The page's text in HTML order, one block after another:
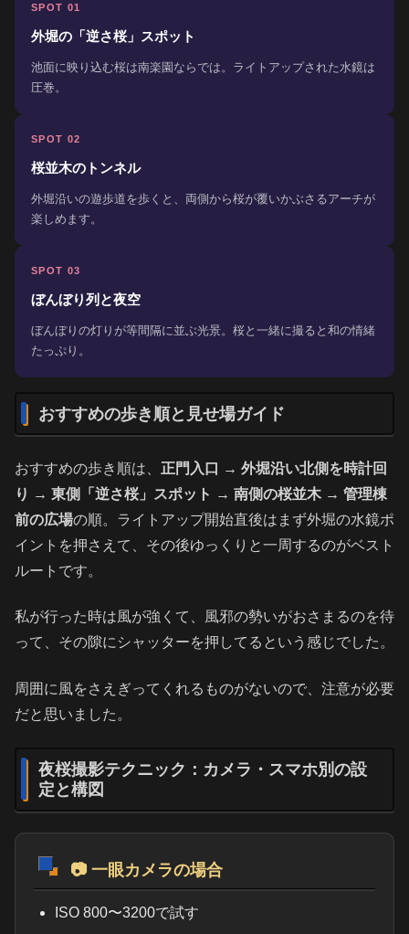
SPOT 01
外堀の「逆さ桜」スポット
池面に映り込む桜は南楽園ならでは。ライトアップされた水鏡は
圧巻。
SPOT 02
桜並木のトンネル
外堀沿いの遊歩道を歩くと、両側から桜が覆いかぶさるアーチが
楽しめます。
SPOT 03
ぼんぼり列と夜空
ぼんぼりの灯りが等間隔に並ぶ光景。桜と一緒に撮ると和の情緒
たっぷり。
おすすめの歩き順と見せ場ガイド
おすすめの歩き順は、 正門入口 → 外堀沿い北側を時計回
り → 東側「逆さ桜」スポット → 南側の桜並木 → 管理棟
前の広場の順。ライトアップ開始直後はまず外堀の水鏡ポ
イントを押さえて、その後ゆっくりと一周するのがベスト
ルートです。
私が行った時は風が強くて、風邪の勢いがおさまるのを待
って、その隙にシャッターを押してるという感じでした。
周囲に風をさえぎってくれるものがないので、注意が必要
だと思いました。
夜桜撮影テクニック：カメラ・スマホ別の設
定と構図
📷 一眼カメラの場合
ISO 800〜3200で試す